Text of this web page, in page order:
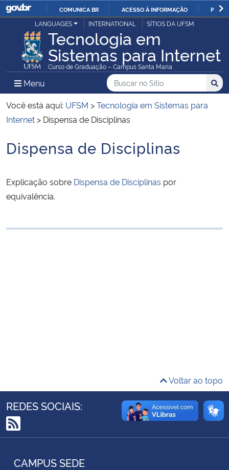
IR
PARA
O
CONTEÚDO
COMUNICA BR ACESSO À INFORMAÇÃO
Ministério da Justiça e Segurança Pública
Ministério da Defesa
Ministério das Relações Exteriores
Ministério da Infraestrutura
Ministério da Agricultura, Pecuária e Abastecimento
Controladoria-Geral da União
LANGUAGES INTERNATIONAL SÍTIOS DA UFSM
Tecnologia em
Sistemas para Internet
Curso de Graduação – Campus Santa Maria
Menu Menu Principal do Sítio
Busca
Buscar no no Sítio
Busca:
Você está aqui: UFSM >Tecnologia em Sistemas para
Internet > Dispensa de Disciplinas
Início do conteúdo
Dispensa de Disciplinas
Explicação sobre Dispensa de Disciplinas por
equivalência.
Voltar ao topo
REDES SOCIAIS:
RSS
CAMPUS SEDE